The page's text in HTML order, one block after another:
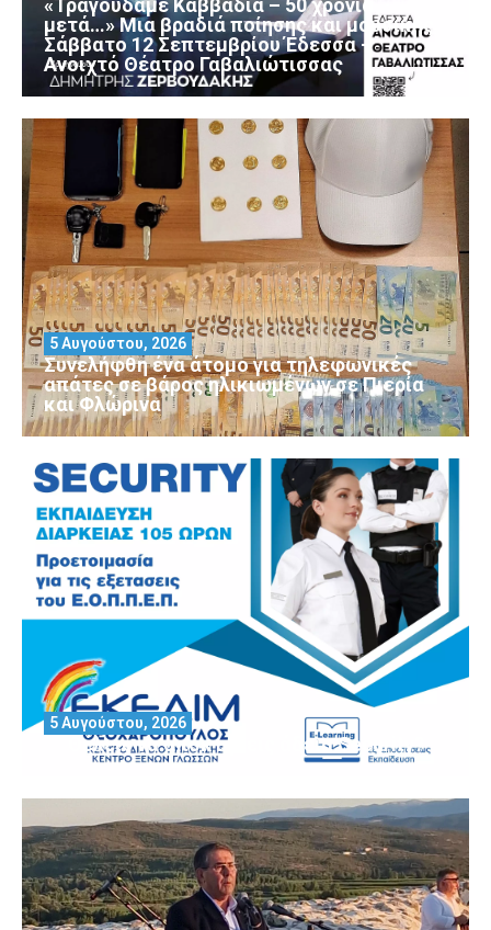
«Τραγουδάμε Καββαδία – 50 χρόνια
μετά…» Μια βραδιά ποίησης και μουσικής
Σάββατο 12 Σεπτεμβρίου Έδεσσα –
Ανοιχτό Θέατρο Γαβαλιώτισσας
Συνελήφθη ένα άτομο για τηλεφωνικές
απάτες σε βάρος ηλικιωμένων σε Πιερία
και Φλώρινα
5 Αυγούστου, 2026
Θέλεις να αποκτήσεις άδεια Security?
5 Αυγούστου, 2026